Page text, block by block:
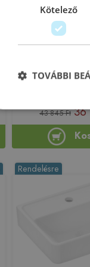
Újdonság
Hansgrohe
kézmosó
Azonosító:
43 845 Ft 36
Rendelésre
Kötelező
TOVÁBBI